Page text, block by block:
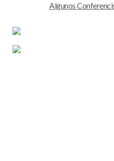
Algunos